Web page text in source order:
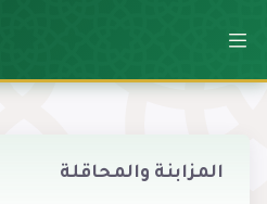
المزابنة والمحاقلة